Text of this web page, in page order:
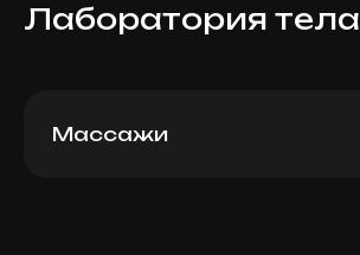
Лаборатория тела
Массажи